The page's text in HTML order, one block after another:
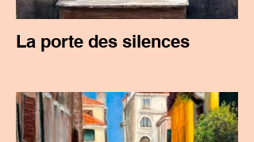
La porte des silences